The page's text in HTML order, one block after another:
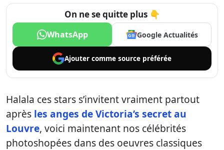
On ne se quitte plus 👇
WhatsApp Google Actualités
Ajouter comme source préférée
Halala ces stars s’invitent vraiment partout
après les anges de Victoria’s secret au
Louvre, voici maintenant nos célébrités
photoshopées dans des oeuvres classiques